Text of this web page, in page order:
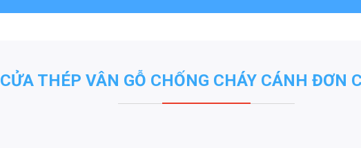
CỬA THÉP VÂN GỖ CHỐNG CHÁY CÁNH ĐƠN